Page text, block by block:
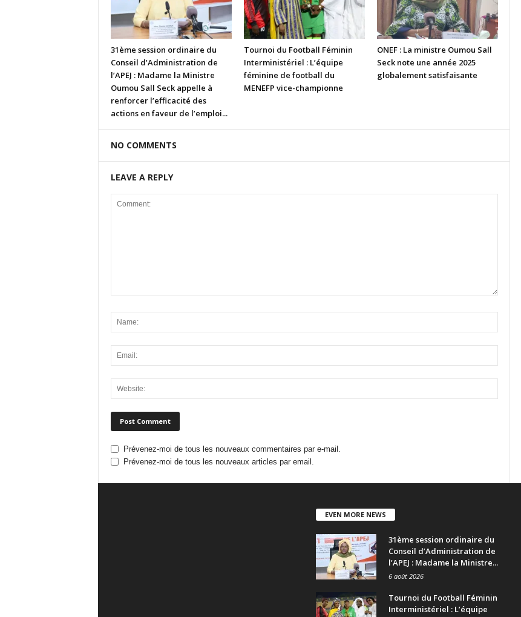
31ème session ordinaire du
Conseil d’Administration de
l’APEJ : Madame la Ministre
Oumou Sall Seck appelle à
renforcer l’efficacité des
actions en faveur de l’emploi...
Tournoi du Football Féminin
Interministériel : L’équipe
féminine de football du
MENEFP vice-championne
ONEF : La ministre Oumou Sall
Seck note une année 2025
globalement satisfaisante
NO COMMENTS
LEAVE A REPLY
Prévenez-moi de tous les nouveaux commentaires par e-mail.
Prévenez-moi de tous les nouveaux articles par email.
EVEN MORE NEWS
31ème session ordinaire du
Conseil d’Administration de
l’APEJ : Madame la Ministre...
6 août 2026
Tournoi du Football Féminin
Interministériel : L’équipe